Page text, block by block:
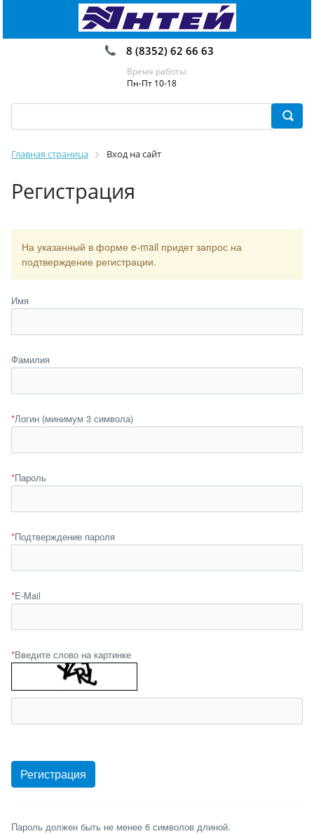
8 (8352) 62 66 63
Время работы:
Пн-Пт 10-18
Главная страница Вход на сайт
Регистрация
На указанный в форме e-mail придет запрос на
подтверждение регистрации.
Имя
Фамилия
*Логин (минимум 3 символа)
*Пароль
*Подтверждение пароля
*E-Mail
*Введите слово на картинке
Пароль должен быть не менее 6 символов длиной.